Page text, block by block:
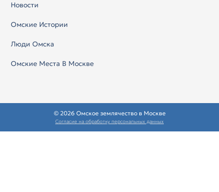
Новости
Омские Истории
Люди Омска
Омские Места В Москве
© 2026 Омское землячество в Москве
Согласие на обработку персональных данных